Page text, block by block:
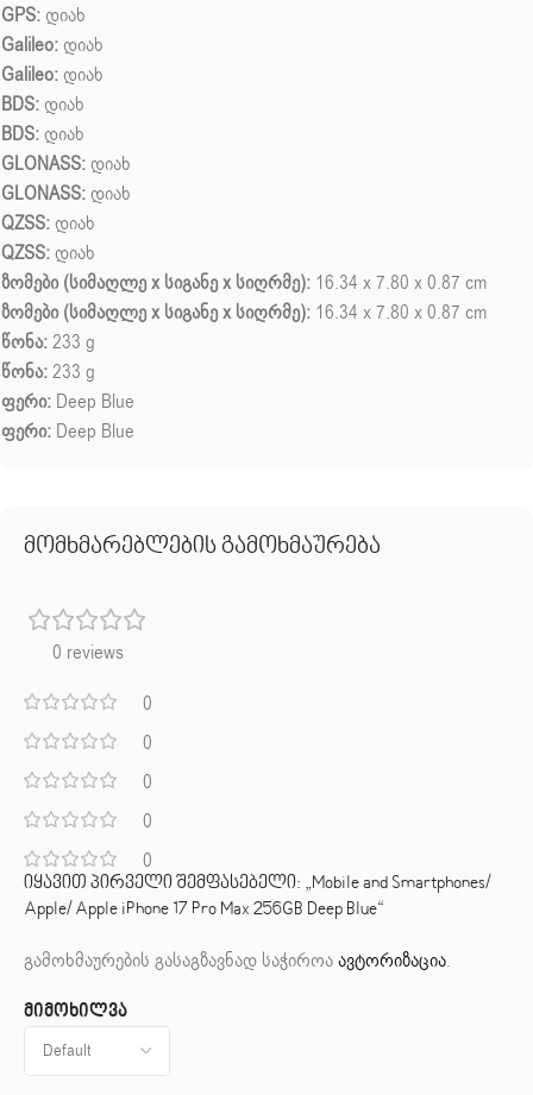
GPS: დიახ
Galileo: დიახ
Galileo: დიახ
BDS: დიახ
BDS: დიახ
GLONASS: დიახ
GLONASS: დიახ
QZSS: დიახ
QZSS: დიახ
ზომები (სიმაღლე x სიგანე x სიღრმე): 16.34 x 7.80 x 0.87 cm
ზომები (სიმაღლე x სიგანე x სიღრმე): 16.34 x 7.80 x 0.87 cm
წონა:233 g
წონა:233 g
ფერი: Deep Blue
ფერი: Deep Blue
მომხმარებლების გამოხმაურება
0 reviews
0
0
0
0
0
მიმოხილვა
იყავით პირველი შემფასებელი: „Mobile and Smartphones/
Apple/ Apple iPhone 17 Pro Max 256GB Deep Blue“
გამოხმაურების გასაგზავნად საჭიროაავტორიზაცია.